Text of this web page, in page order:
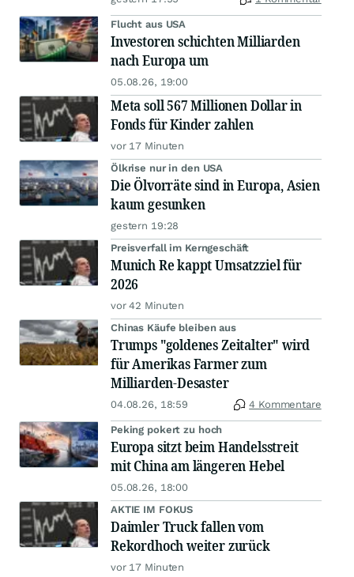
Flucht aus USA
Investoren schichten Milliarden
nach Europa um
05.08.26, 19:00
Meta soll 567 Millionen Dollar in
Fonds für Kinder zahlen
vor 17 Minuten
Ölkrise nur in den USA
Die Ölvorräte sind in Europa, Asien
kaum gesunken
gestern 19:28
Preisverfall im Kerngeschäft
Munich Re kappt Umsatzziel für
2026
vor 42 Minuten
Chinas Käufe bleiben aus
Trumps "goldenes Zeitalter" wird
für Amerikas Farmer zum
Milliarden-Desaster
04.08.26, 18:59 4 Kommentare
Peking pokert zu hoch
Europa sitzt beim Handelsstreit
mit China am längeren Hebel
05.08.26, 18:00
AKTIE IM FOKUS
Daimler Truck fallen vom
Rekordhoch weiter zurück
vor 17 Minuten